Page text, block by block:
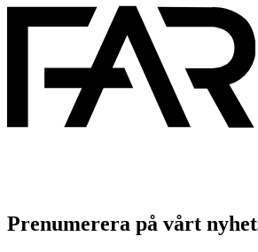
Prenumerera på vårt